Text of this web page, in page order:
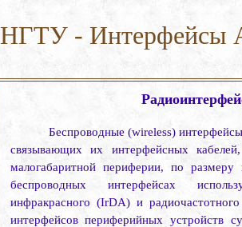
НГТУ - Интерфейсы
Беспроводные (wireless)
связывающих их интерфейсных
малогаба­ритной периферии, по
беспроводных интерфейсах
инфракрасного (IrDA) и
интерфейсов периферийных устройств